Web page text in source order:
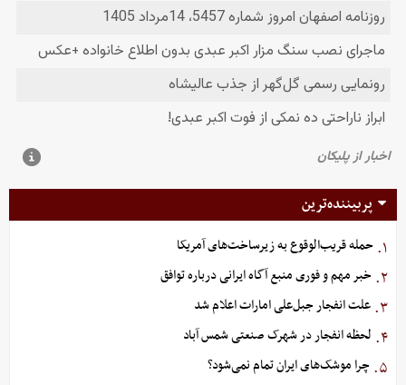
پربیننده‌ترین
۱. حمله قریب‌الوقوع به زیرساخت‌های آمریکا
۲. خبر مهم و فوری منبع آگاه ایرانی درباره توافق
۳. علت انفجار جبل‌علی امارات اعلام شد
۴. لحظه انفجار در شهرک صنعتی شمس آباد
۵. چرا موشک‌های ایران تمام نمی‌شود؟